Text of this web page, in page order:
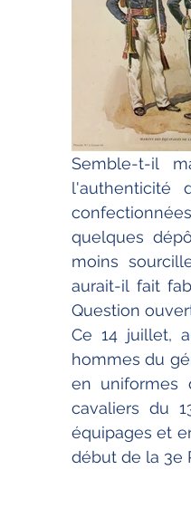
Semble-t-il
l'authenticité
quelques
moins
aurait-il fait
Question
Ce 14 juillet,
hommes du
en uniformes
cavaliers du
équipages et
début de la 3e